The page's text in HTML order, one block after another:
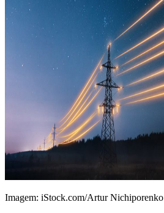
Imagem: iStock.com/Artur Nichiporenko